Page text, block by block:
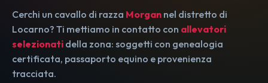
Cerchi un cavallo di razza Morgan nel distretto di
Locarno? Ti mettiamo in contatto con allevatori
selezionati della zona: soggetti con genealogia
certificata, passaporto equino e provenienza
tracciata.